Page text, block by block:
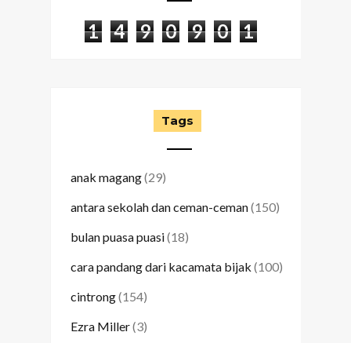
1 4 9 0 9 0 1
Tags
anak magang(29)
antara sekolah dan ceman-ceman(150)
bulan puasa puasi(18)
cara pandang dari kacamata bijak (100)
cintrong(154)
Ezra Miller(3)